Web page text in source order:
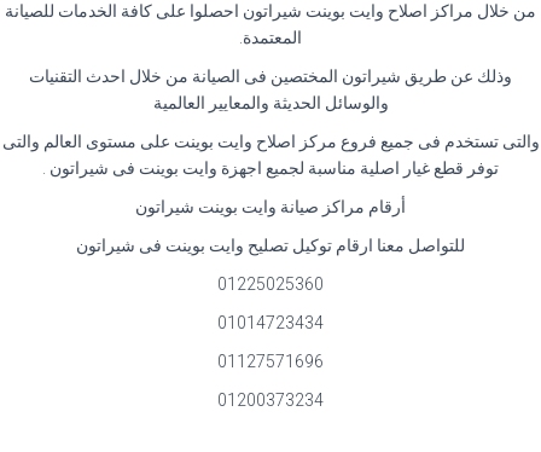
من خلال مراكز اصلاح وايت بوينت شيراتون احصلوا على كافة الخدمات للصيانة
المعتمدة
وذلك عن طريق شيراتون المختصين فى الصيانة من خلال احدث التقنيات
والوسائل الحديثة والمعايير العالمية
والتى تستخدم فى جميع فروع مركز اصلاح وايت بوينت على مستوى العالم والتى
توفر قطع غيار اصلية مناسبة لجميع اجهزة وايت بوينت فى شيراتون
أرقام مراكز صيانة وايت بوينت شيراتون
للتواصل معنا ارقام توكيل تصليح وايت بوينت فى شيراتون
01225025360
01014723434
01127571696
01200373234